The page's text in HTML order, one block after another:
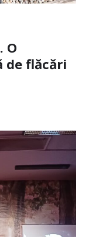
O
de flăcări